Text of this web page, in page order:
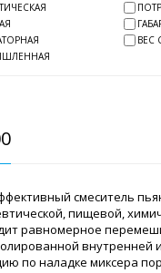
ВЕС
смеситель
пищевой,
равномерное
по наладке миксера